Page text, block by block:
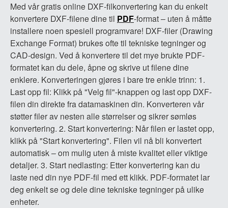
Med vår gratis online DXF-filkonvertering kan du enkelt
konvertere DXF-filene dine til PDF-format – uten å måtte
installere noen spesiell programvare! DXF-filer (Drawing
Exchange Format) brukes ofte til tekniske tegninger og
CAD-design. Ved å konvertere til det mye brukte PDF-
formatet kan du dele, åpne og skrive ut filene dine
enklere. Konverteringen gjøres i bare tre enkle trinn: 1.
Last opp fil: Klikk på "Velg fil"-knappen og last opp DXF-
filen din direkte fra datamaskinen din. Konverteren vår
støtter filer av nesten alle størrelser og sikrer sømløs
konvertering. 2. Start konvertering: Når filen er lastet opp,
klikk på "Start konvertering". Filen vil nå bli konvertert
automatisk – om mulig uten å miste kvalitet eller viktige
detaljer. 3. Start nedlasting: Etter konvertering kan du
laste ned din nye PDF-fil med ett klikk. PDF-formatet lar
deg enkelt se og dele dine tekniske tegninger på ulike
enheter.